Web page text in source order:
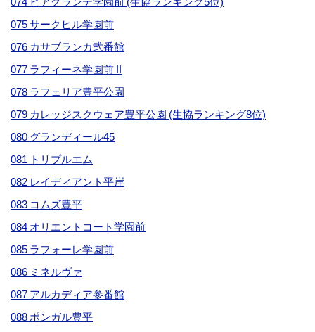
075 サークヒル学園前
076 カサブランカ弐番館
077 ラフィーネ学園前 II
078 ラフェリア豊平公園
079 カレッジスクウェア豊平公園 (生協ランキング8位)
080 グランディール45
081 トリプルエム
082 レイディアント平岸
083 コムズ豊平
084 オリエントコート学園前
085 ラフォーレ学園前
086 ミネルヴァ
087 アルカディア参番館
088 ポンガル豊平